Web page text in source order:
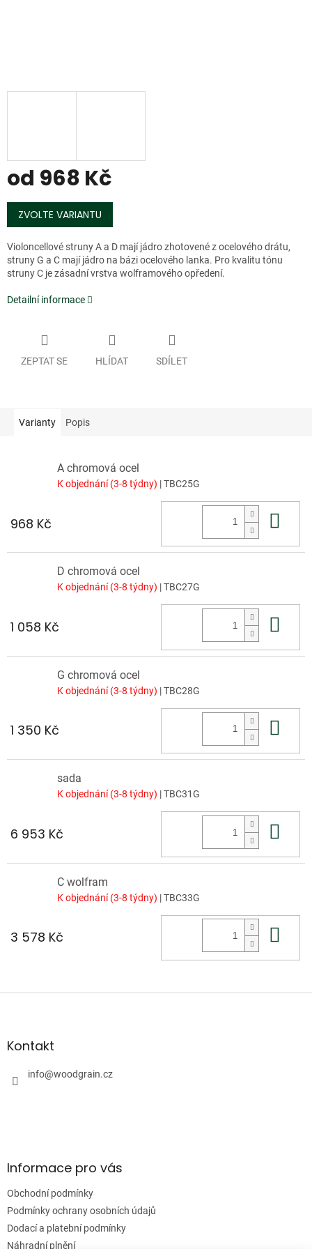
od 968 Kč
Měrná
cena:
ZVOLTE VARIANTU
Violoncellové struny A a D mají jádro zhotovené z ocelového drátu,
struny G a C mají jádro na bázi ocelového lanka. Pro kvalitu tónu
struny C je zásadní vrstva wolframového opředení.
Detailní informace
ZEPTAT SE HLÍDAT SDÍLET
Varianty Popis
A chromová ocel
K objednání (3-8 týdny) | TBC25G
968 Kč
D chromová ocel
K objednání (3-8 týdny) | TBC27G
1 058 Kč
G chromová ocel
K objednání (3-8 týdny) | TBC28G
1 350 Kč
sada
K objednání (3-8 týdny) | TBC31G
6 953 Kč
C wolfram
K objednání (3-8 týdny) | TBC33G
3 578 Kč
Z
aKontakt
info@woodgrain.cz
Informace pro vás
Obchodní podmínky
Podmínky ochrany osobních údajů
Dodací a platební podmínky
Náhradní plnění